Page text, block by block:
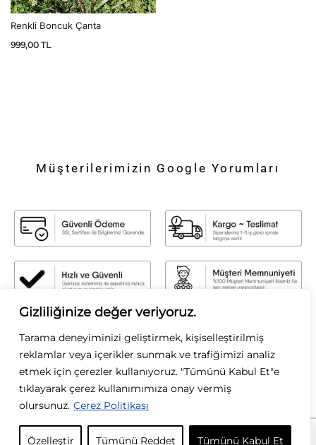
Gizliliğinize değer veriyoruz.
Tarama deneyiminizi geliştirmek, kişiselleştirilmiş
reklamlar veya içerikler sunmak ve trafiğimizi analiz
etmek için çerezler kullanıyoruz. "Tümünü Kabul Et"e
tıklayarak çerez kullanımımıza onay vermiş
olursunuz. Çerez Politikası
Özelleştir Tümünü Reddet Tümünü Kabul Et
Renkli Boncuk Çanta
999,00 TL
Müşterilerimizin Google Yorumları
Sirius Moda olarak, stilin gücüne inanıyoruz. Zamansız şıklığı modern
dokunuşlarla buluşturarak, her kadının kendi tarzını özgürce yansıtmasını
sağlıyoruz. Kaliteyi, zarafeti ve özgün tasarımları ön planda tutarak; her
koleksiyonumuzda ilham verici parçalar sunuyoruz. Moda bizim tutkumuz, siz
ise ilham kaynağımızsınız.
KURUMSAL